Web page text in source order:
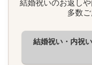
結婚祝いのお返し
多数ご
結婚祝い・内祝